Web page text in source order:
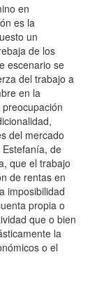
en
es la
un
de los
escenario se
del trabajo a
en la
del mercado
de
que el trabajo
de rentas en
imposibilidad
propia o
que o bien
la
o el